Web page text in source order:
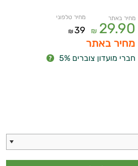
מחיר באתר
29.90
₪
מחיר טלפוני
39
₪
מחיר באתר
חברי מועדון צוברים 5%